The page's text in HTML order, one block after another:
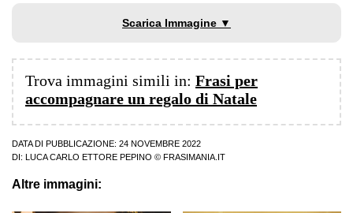
Scarica Immagine ▼
Trova immagini simili in: Frasi per
accompagnare un regalo di Natale
DATA DI PUBBLICAZIONE: 24 NOVEMBRE 2022
DI:
LUCA CARLO ETTORE PEPINO © FRASIMANIA.IT
Altre immagini: